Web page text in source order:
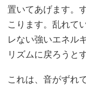
置いてあげます。
こります。乱れて
レない強いエネル
リズムに戻ろうと
これは、音がずれ